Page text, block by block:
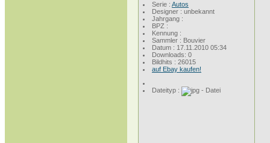
Serie : Autos
Designer : unbekannt
Jahrgang :
BPZ :
Kennung :
Sammler : Bouvier
Datum : 17.11.2010 05:34
Downloads: 0
Bildhits : 26015
auf Ebay kaufen!
Dateityp :